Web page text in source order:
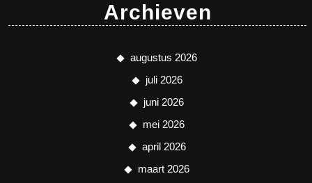
Archieven
augustus 2026
juli 2026
juni 2026
mei 2026
april 2026
maart 2026